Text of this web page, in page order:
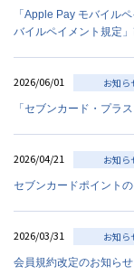
「Apple Pay モバイル
バイルペイメント規定
2026/06/01 お知ら
「セブンカード・プラ
2026/04/21 お知ら
セブンカードポイント
2026/03/31 お知ら
会員規約改定のお知らせ